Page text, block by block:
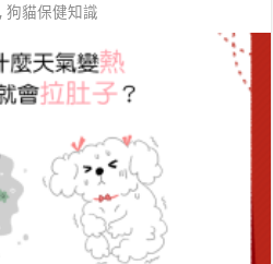
,狗貓保健知識